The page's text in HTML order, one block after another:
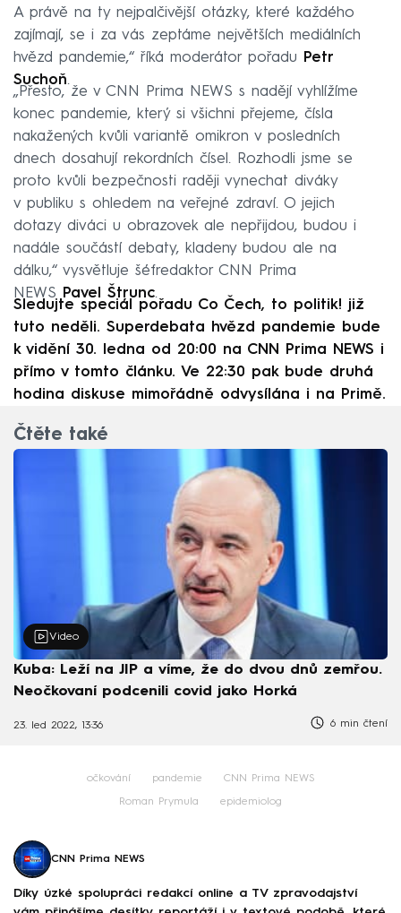
A právě na ty nejpalčivější otázky, které každého
zajímají, se i za vás zeptáme největších mediálních
hvězd pandemie,“ říká moderátor pořadu
Petr
Suchoň.
„Přesto, že v CNN Prima NEWS s nadějí vyhlížíme
konec pandemie, který si všichni přejeme, čísla
nakažených kvůli variantě omikron v posledních
dnech dosahují rekordních čísel. Rozhodli jsme se
proto kvůli bezpečnosti raději vynechat diváky
v publiku s ohledem na veřejné zdraví. O jejich
dotazy diváci u obrazovek ale nepřijdou, budou i
nadále součástí debaty, kladeny budou ale na
dálku,“ vysvětluje šéfredaktor CNN Prima
NEWS
Pavel Štrunc.
Sledujte speciál pořadu Co Čech, to politik! již
tuto neděli. Superdebata hvězd pandemie bude
k vidění 30. ledna od 20:00 na CNN Prima NEWS i
přímo v tomto článku. Ve 22:30 pak bude druhá
hodina diskuse mimořádně odvysílána i na Primě.
Čtěte také
Video
Kuba: Leží na JIP a víme, že do dvou dnů zemřou.
Neočkovaní podcenili covid jako Horká
23. led 2022, 13:36 6 min čtení
očkování pandemie CNN Prima NEWS
Roman Prymula epidemiolog
CNN Prima NEWS
Díky úzké spolupráci redakcí online a TV zpravodajství